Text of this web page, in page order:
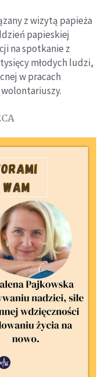
z wizytą papieża
papieskiej
na spotkanie z
młodych ludzi,
w pracach
wolontariuszy.